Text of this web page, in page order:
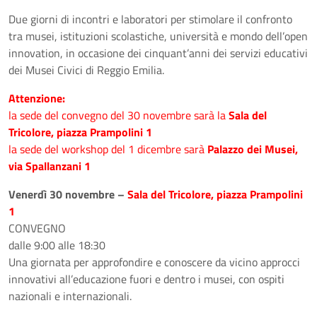
Due giorni di incontri e laboratori per stimolare il confronto
tra musei, istituzioni scolastiche, università e mondo dell’open
innovation, in occasione dei cinquant’anni dei servizi educativi
dei Musei Civici di Reggio Emilia.
Attenzione:
la sede del convegno del 30 novembre sarà laSala del
Tricolore, piazza Prampolini 1
la sede del workshop del 1 dicembre sarà Palazzo dei Musei,
via Spallanzani 1
Venerdì 30 novembre – Sala del Tricolore, piazza Prampolini
1
CONVEGNO
dalle 9:00 alle 18:30
Una giornata per approfondire e conoscere da vicino approcci
innovativi all’educazione fuori e dentro i musei, con ospiti
nazionali e internazionali.